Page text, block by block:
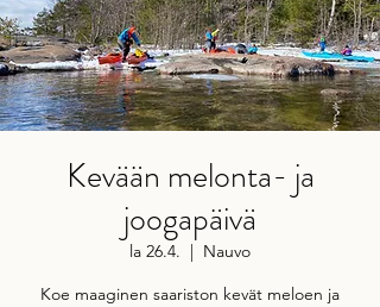
Kevään melonta- ja
joogapäivä
la 26.4.
  |
Nauvo
Koe maaginen saariston kevät meloen ja